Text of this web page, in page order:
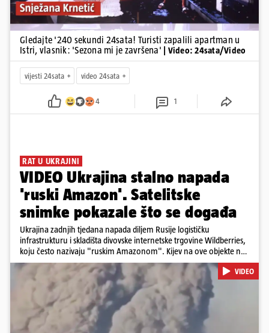
Gledajte '240 sekundi 24sata! Turisti zapalili apartman u
Istri, vlasnik: 'Sezona mi je završena'
| Video: 24sata/Video
vijesti 24sata video 24sata
4 1
RAT U UKRAJINI
VIDEO Ukrajina stalno napada
'ruski Amazon'. Satelitske
snimke pokazale što se događa
Ukrajina zadnjih tjedana napada diljem Rusije logističku
infrastrukturu i skladišta divovske internetske trgovine Wildberries,
koju često nazivaju "ruskim Amazonom". Kijev na ove objekte ne
gleda samo kao na obična trgovačka skladišta, već tvrdi da ih ruske
snage koriste i za vojne potrebe, odnosno za skladištenje i
distribuciju dijelova za dronove i druge opreme koja se koristi u
ratu. S druge strane, napadi služe i kao izravan odgovor na ruska
bombardiranja ukrajinske poštanske i logističke infrastrukture te
kao način da se ekonomske posljedice rata prenesu dublje na ruski
teritorij i približe običnim građanima.
VIDEO